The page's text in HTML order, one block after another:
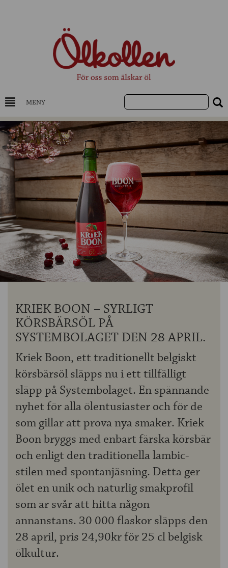
MENY
DRYCKESKUNSKAP
NYHETER
UTVALDA ÖL
UTVALDA CIDER
UTVALDA DESTILLAT
OM ÖLKOLLEN
KONTAKTA OSS
KRIEK BOON – SYRLIGT
KÖRSBÄRSÖL PÅ
SYSTEMBOLAGET DEN 28 APRIL.
Kriek Boon, ett traditionellt belgiskt
körsbärsöl släpps nu i ett tillfälligt
släpp på Systembolaget. En spännande
nyhet för alla ölentusiaster och för de
som gillar att prova nya smaker. Kriek
Boon bryggs med enbart färska körsbär
och enligt den traditionella lambic-
stilen med spontanjäsning. Detta ger
ölet en unik och naturlig smakprofil
som är svår att hitta någon
annanstans. 30 000 flaskor släpps den
28 april, pris 24,90kr för 25 cl belgisk
ölkultur.